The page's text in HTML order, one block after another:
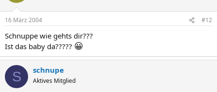
16 März 2004 #12
Schnuppe wie gehts dir???
Ist das baby da????? 😀
S schnupe
Aktives Mitglied